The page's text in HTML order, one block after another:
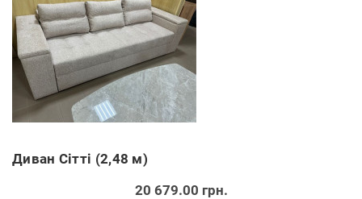
Диван Сітті (2,48 м)
20 679.00 грн.